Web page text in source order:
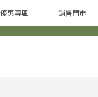
智慧型手機 配件
優惠專區
焦點訊息 校園專案
銷售門市
銷售通路